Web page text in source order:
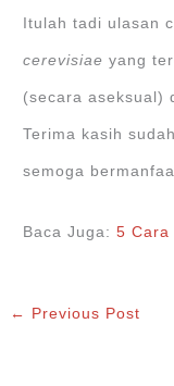
Itulah tadi ulasan
cerevisiae yang
(secara aseksual)
Terima kasih
semoga
Baca Juga:5 Cara
← Previous Post